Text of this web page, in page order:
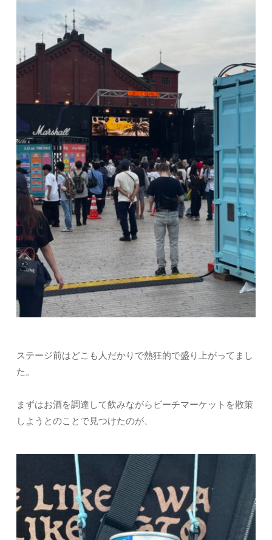
ステージ前はどこも人だかりで熱狂的で盛り上がってまし
た。
まずはお酒を調達して飲みながらビーチマーケットを散策
しようとのことで見つけたのが、